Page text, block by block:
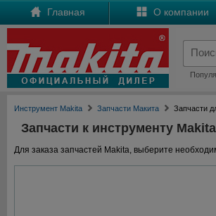
Главная О компании
Инструмент Makita Запчасти Макита Запчасти
Запчасти к инструменту
Для заказа запчастей Makita, выберите